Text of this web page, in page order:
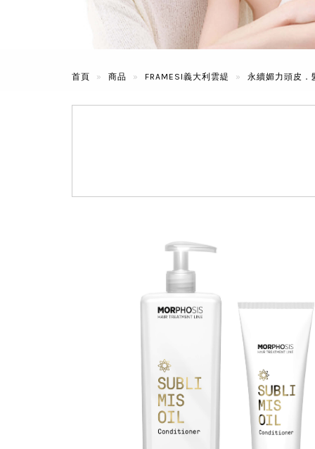
首頁 商品 FRAMESI義大利雲緹 永續媚力頭皮．